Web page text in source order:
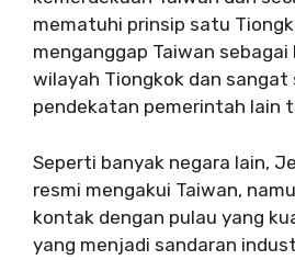
mematuhi prinsip satu
menganggap Taiwan sebagai
wilayah Tiongkok dan
pendekatan pemerintah lain
Seperti banyak negara lain,
resmi mengakui Taiwan,
kontak dengan pulau yang
yang menjadi sandaran